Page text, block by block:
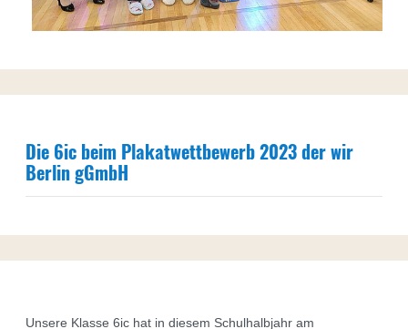
Die 6ic beim Plakatwettbewerb 2023 der wir
Berlin gGmbH
Unsere Klasse 6ic hat in diesem Schulhalbjahr am